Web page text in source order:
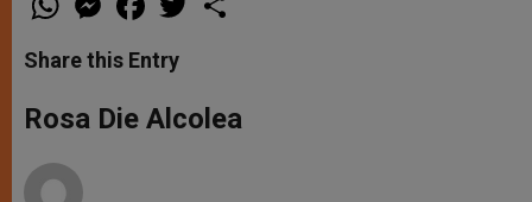
t
s
p
p
e
s
e
g
e
a
e
b
o
k
w
r
Share this Entry
Rosa Die Alcolea